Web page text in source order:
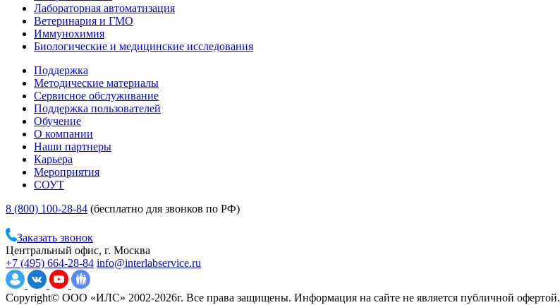
Лабораторная автоматизация
Ветеринария и ГМО
Иммунохимия
Биологические и медицинские исследования
Поддержка
Методические материалы
Сервисное обслуживание
Поддержка пользователей
Обучение
О компании
Наши партнеры
Карьера
Мероприятия
СОУТ
8 (800) 100-28-84 (бесплатно для звонков по РФ)
Заказать звонок
Центральный офис, г. Москва
+7 (495) 664-28-84 info@interlabservice.ru
Copyright© ООО «ИЛС» 2002-2026г. Все права защищены. Информация на сайте не является публичной офертой.